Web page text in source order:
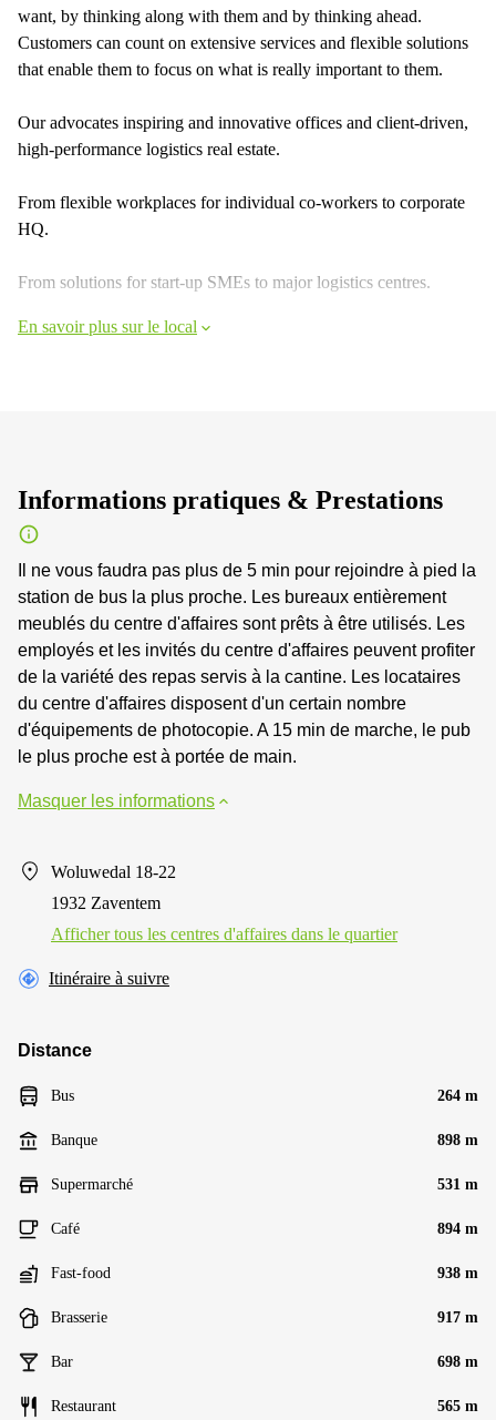
want, by thinking along with them and by thinking ahead.
Customers can count on extensive services and flexible solutions
that enable them to focus on what is really important to them.
Our advocates inspiring and innovative offices and client-driven,
high-performance logistics real estate.
From flexible workplaces for individual co-workers to corporate
HQ.
From solutions for start-up SMEs to major logistics centres.
En savoir plus sur le local
Informations pratiques & Prestations
Il ne vous faudra pas plus de 5 min pour rejoindre à pied la
station de bus la plus proche. Les bureaux entièrement
meublés du centre d'affaires sont prêts à être utilisés. Les
employés et les invités du centre d'affaires peuvent profiter
de la variété des repas servis à la cantine. Les locataires
du centre d'affaires disposent d'un certain nombre
d'équipements de photocopie. A 15 min de marche, le pub
le plus proche est à portée de main.
Masquer les informations
Woluwedal 18-22
1932 Zaventem
Afficher tous les centres d'affaires dans le quartier
Itinéraire à suivre
Distance
Bus 264 m
Banque 898 m
Supermarché 531 m
Café 894 m
Fast-food 938 m
Brasserie 917 m
Bar 698 m
Restaurant 565 m